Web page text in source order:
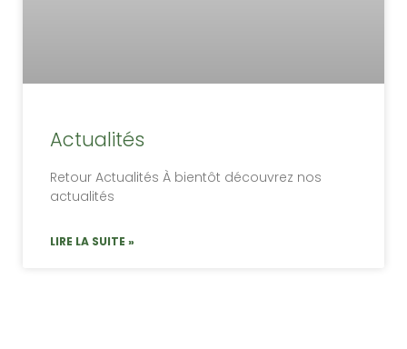
Actualités
Retour Actualités À bientôt découvrez nos
actualités
LIRE LA SUITE »